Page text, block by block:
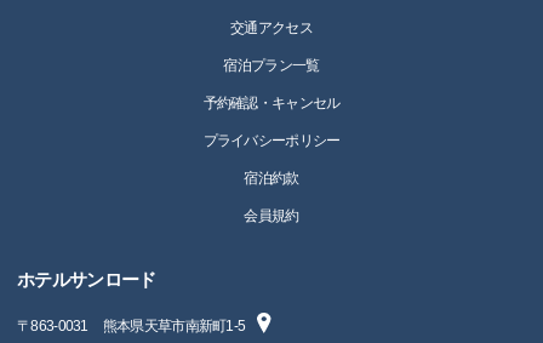
交通アクセス
宿泊プラン一覧
予約確認・キャンセル
プライバシーポリシー
宿泊約款
会員規約
ホテルサンロード
〒863-0031 熊本県天草市南新町1-5